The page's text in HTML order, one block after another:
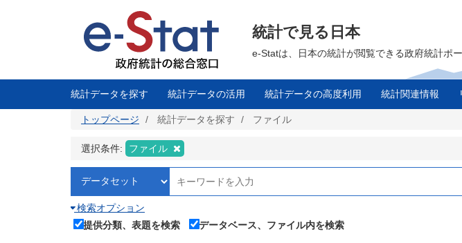
に
統計で見る日本
e-Statは、日本の統計が閲覧できる政府統計ポ
統計データを探す 統計データの活用 統計データの高度利用 統計関連情報
トップページ 統計データを探す ファイル
選択条件: ファイル
検索オプション
提供分類、表題を検索
データベース、ファイル内を検索